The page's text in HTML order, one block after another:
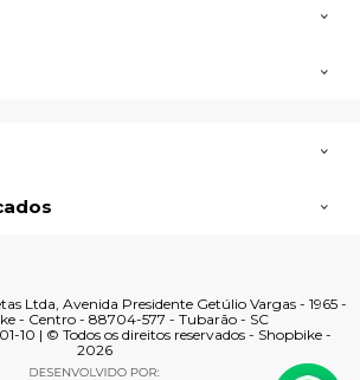
Ltda, Avenida Presidente Getúlio Vargas - 1965 -
- Centro - 88704-577 - Tubarão - SC
10 | © Todos os direitos reservados - Shopbike -
2026